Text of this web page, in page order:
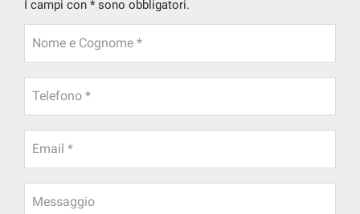
I campi con * sono obbligatori.
Nome e Cognome *
Telefono *
Email *
Messaggio